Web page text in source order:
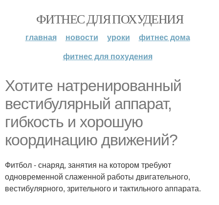
ФИТНЕС ДЛЯ ПОХУДЕНИЯ
главная новости уроки
фитнес дома
фитнес для похудения
Хотите натренированный
вестибулярный аппарат,
гибкость и хорошую
координацию движений?
Фитбол - снаряд, занятия на котором требуют
одновременной слаженной работы двигательного,
вестибулярного, зрительного и тактильного аппарата.